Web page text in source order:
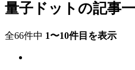
量子ドットの記事
全66件中 1〜10件目を表示